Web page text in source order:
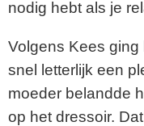
nodig hebt als je
Volgens Kees
snel letterlijk een
moeder belandde
op het dressoir.